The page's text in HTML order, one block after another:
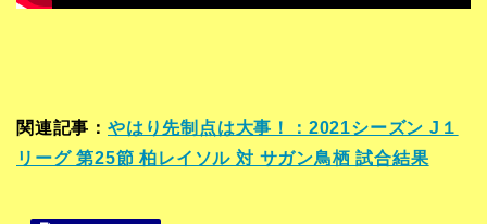
関連記事： やはり先制点は大事！：2021シーズン J１
リーグ 第25節 柏レイソル 対 サガン鳥栖 試合結果